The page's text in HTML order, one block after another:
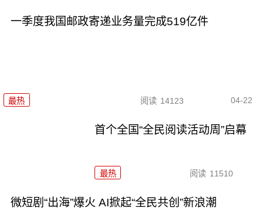
一季度我国邮政寄递业务量完成519亿件
最热 阅读 14123 04-22
首个全国“全民阅读活动周”启幕
最热 阅读 11510
微短剧“出海”爆火 AI掀起“全民共创”新浪潮